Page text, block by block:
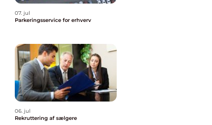
07. jul
Parkeringsservice for erhverv
06. jul
Rekruttering af sælgere